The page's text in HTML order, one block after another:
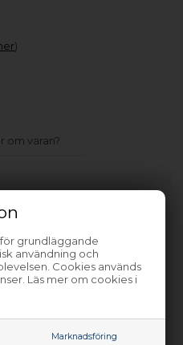
grundläggande
användning och
Cookies används
Läs mer om cookies i
Marknadsföring
om varan?
)